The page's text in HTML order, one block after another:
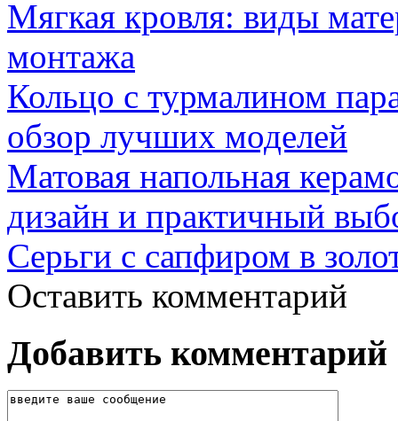
Мягкая кровля: виды
монтажа
Кольцо с турмалином
обзор лучших моделей
Матовая напольная
дизайн и практичный
Серьги с сапфиром в
Оставить комментарий
Добавить комментарий